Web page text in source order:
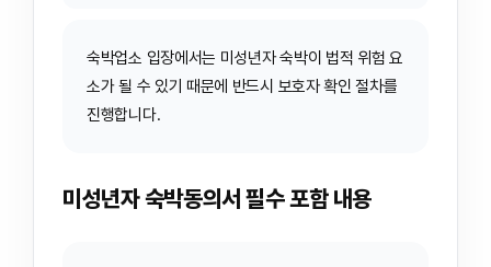
숙박업소 입장에서는 미성년자 숙박이 법적 위험 요
소가 될 수 있기 때문에 반드시 보호자 확인 절차를
진행합니다.
미성년자 숙박동의서 필수 포함 내용